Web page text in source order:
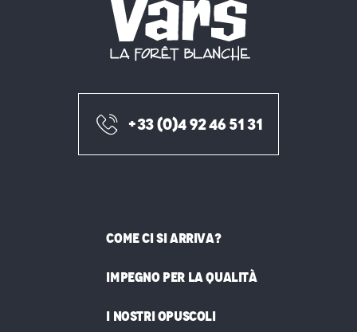
+33 (0)4 92 46 51 31
COME CI SI ARRIVA?
IMPEGNO PER LA QUALITÀ
I NOSTRI OPUSCOLI